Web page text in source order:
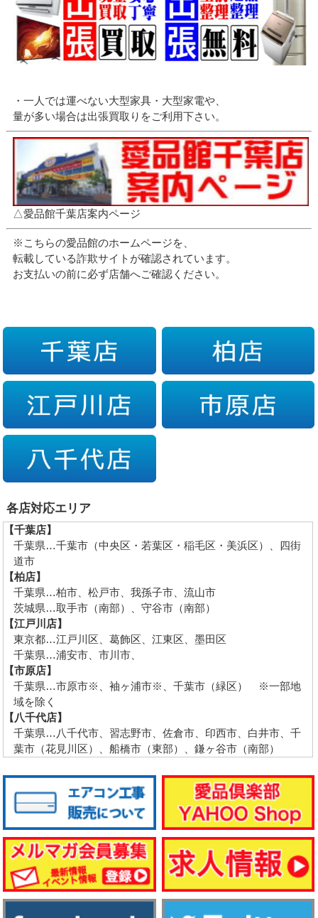
・一人では運べない大型家具・大型家電や、
量が多い場合は出張買取りをご利用下さい。
△愛品館千葉店案内ページ
※こちらの愛品館のホームページを、
転載している詐欺サイトが確認されています。
お支払いの前に必ず店舗へご確認ください。
各店対応エリア
【千葉店】
千葉県…千葉市（中央区・若葉区・稲毛区・美浜区）、四街
道市
【柏店】
千葉県…柏市、松戸市、我孫子市、流山市
茨城県…取手市（南部）、守谷市（南部）
【江戸川店】
東京都…江戸川区、葛飾区、江東区、墨田区
千葉県…浦安市、市川市、
【市原店】
千葉県…市原市※、袖ヶ浦市※、千葉市（緑区） ※一部地
域を除く
【八千代店】
千葉県…八千代市、習志野市、佐倉市、印西市、白井市、千
葉市（花見川区）、船橋市（東部）、鎌ヶ谷市（南部）